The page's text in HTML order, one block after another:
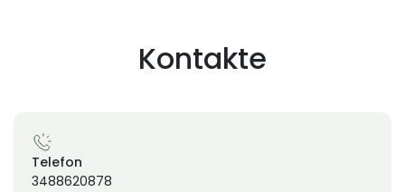
Kontakte
Telefon
3488620878